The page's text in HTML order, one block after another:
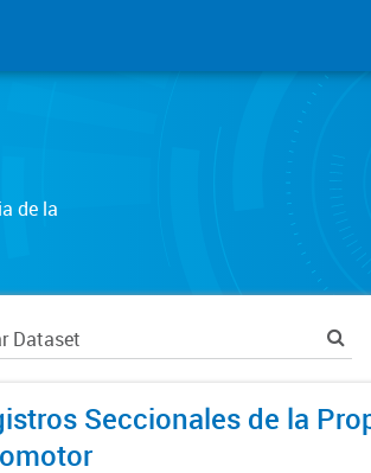
de la
Seccionales de la